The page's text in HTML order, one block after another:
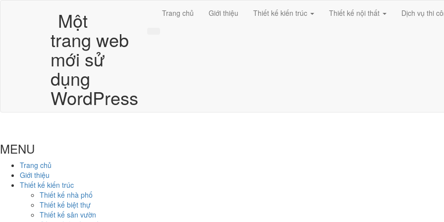
Một
trang web
mới sử
dụng
WordPress
Trang chủ Giới thiệu Thiết kế kiến trúc Thiết kế nội thất Dịch vụ thi
MENU
Trang chủ
Giới thiệu
Thiết kế kiến trúc
Thiết kế nhà phố
Thiết kế biệt thự
Thiết kế sân vườn